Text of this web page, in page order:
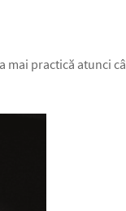
practică atunci